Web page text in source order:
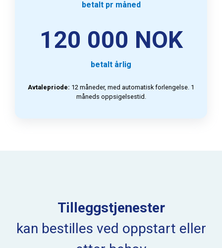
betalt pr måned
120 000 NOK
betalt årlig
Avtalepriode: 12 måneder, med automatisk forlengelse. 1
måneds oppsigelsestid.
Tilleggstjenester
kan bestilles ved oppstart eller